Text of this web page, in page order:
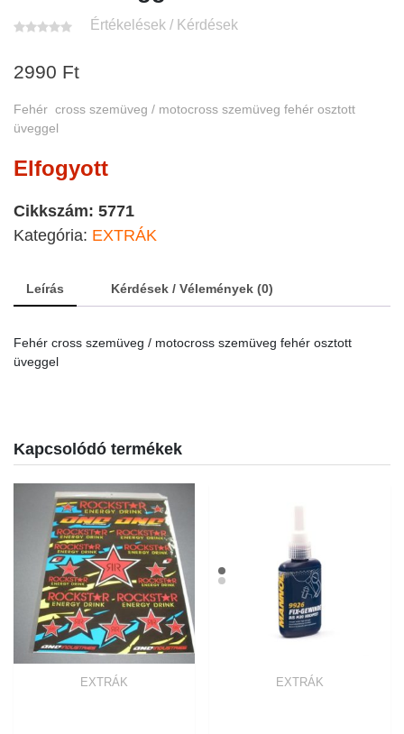
Értékelések / Kérdések
2990 Ft
Fehér cross szemüveg / motocross szemüveg fehér osztott
üveggel
Elfogyott
Cikkszám: 5771
Kategória: EXTRÁK
Leírás Kérdések / Vélemények (0)
Fehér cross szemüveg / motocross szemüveg fehér osztott
üveggel
Kapcsolódó termékek
EXTRÁK EXTRÁK